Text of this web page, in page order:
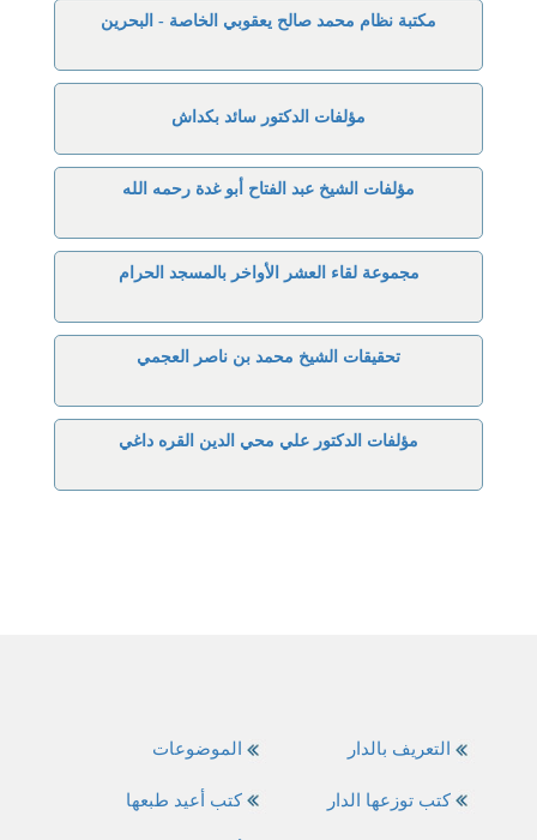
مكتبة نظام محمد صالح يعقوبي الخاصة - البحرين
مؤلفات الدكتور سائد بكداش
مؤلفات الشيخ عبد الفتاح أبو غدة رحمه الله
مجموعة لقاء العشر الأواخر بالمسجد الحرام
تحقيقات الشيخ محمد بن ناصر العجمي
مؤلفات الدكتور علي محي الدين القره داغي
الموضوعات
كتب أعيد طبعها
التعريف بالدار
كتب توزعها الدار